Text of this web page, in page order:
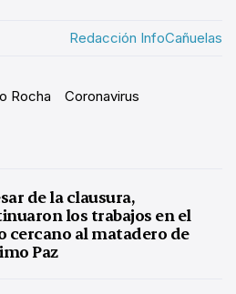
Redacción InfoCañuelas
Rocha Coronavirus
de la clausura,
los trabajos en el
cercano al matadero de
Paz